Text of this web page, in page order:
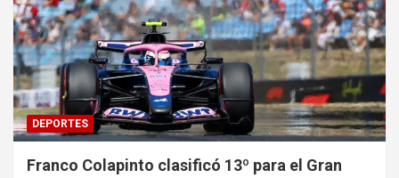
DEPORTES
Franco Colapinto clasificó 13º para el Gran